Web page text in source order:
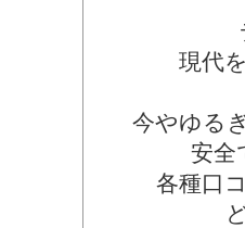
現代
今やゆる
安全
各種口